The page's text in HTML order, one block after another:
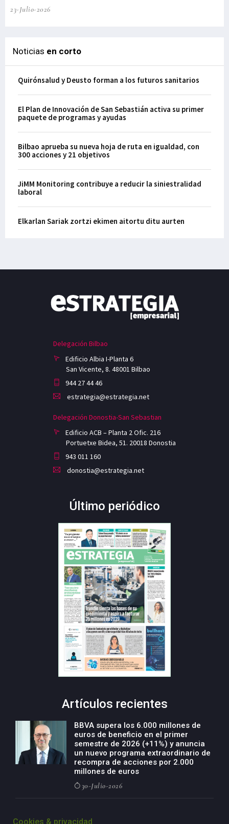
23-Julio-2026
Noticias en corto
Quirónsalud y Deusto forman a los futuros sanitarios
El Plan de Innovación de San Sebastián activa su primer
paquete de programas y ayudas
Bilbao aprueba su nueva hoja de ruta en igualdad, con
300 acciones y 21 objetivos
JiMM Monitoring contribuye a reducir la siniestralidad
laboral
Elkarlan Sariak zortzi ekimen aitortu ditu aurten
Delegación Bilbao
Edificio Albia I-Planta 6
San Vicente, 8. 48001 Bilbao
944 27 44 46
estrategia@estrategia.net
Delegación Donostia-San Sebastian
Edificio ACB – Planta 2 Ofic. 216
Portuetxe Bidea, 51. 20018 Donostia
943 011 160
donostia@estrategia.net
Último periódico
Artículos recientes
BBVA supera los 6.000 millones de
euros de beneficio en el primer
semestre de 2026 (+11%) y anuncia
un nuevo programa extraordinario de
recompra de acciones por 2.000
millones de euros
30-Julio-2026
negocio agro con un modelo global
Cookies & privacidad